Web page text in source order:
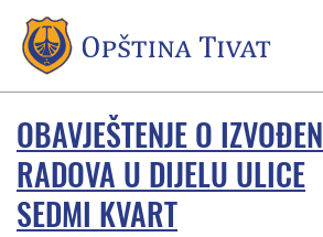
OBAVJEŠTENJE O
RADOVA U DIJELU ULICE
SEDMI KVART